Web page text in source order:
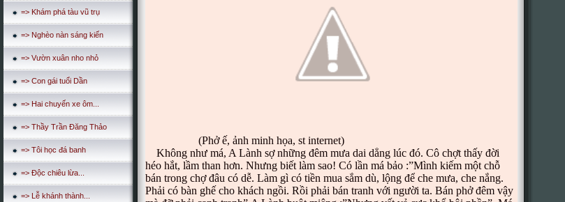
=> Khám phá tàu vũ trụ
=> Nghèo nàn sáng kiến
=> Vườn xuân nho nhỏ
=> Con gái tuổi Dần
=> Hai chuyến xe ôm...
=> Thầy Trần Đăng Thảo
=> Tôi học đá banh
=> Độc chiêu lừa...
=> Lễ khánh thành...
(Phở ế, ảnh minh họa, st internet)
Không như má, A Lành sợ những đêm mưa dai dẳng lúc đó. Cô chợt thấy đời
héo hắt, lầm than hơn. Nhưng biết làm sao! Có lần má bảo :”Mình kiếm một chỗ
bán trong chợ đâu có dễ. Làm gì có tiền mua sắm dù, lộng để che mưa, che nắng.
Phải có bàn ghế cho khách ngồi. Rồi phải bán tranh với người ta. Bán phở đêm vậy